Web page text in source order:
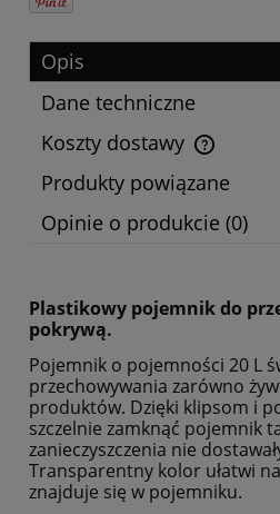
Opis
Dane techniczne
Koszty dostawy
Cena nie zawiera ewentualnych
Produkty powiązane
Opinie o produkcie (0)
Plastikowy pojemnik do
pokrywą.
Pojemnik o pojemności 20 L
przechowywania zarówno
produktów. Dzięki klipsom i
szczelnie zamknąć pojemnik
zanieczyszczenia nie
Transparentny kolor ułatwi
znajduje się w pojemniku.